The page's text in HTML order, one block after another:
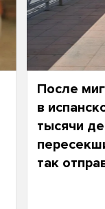
После
в
тысячи
так